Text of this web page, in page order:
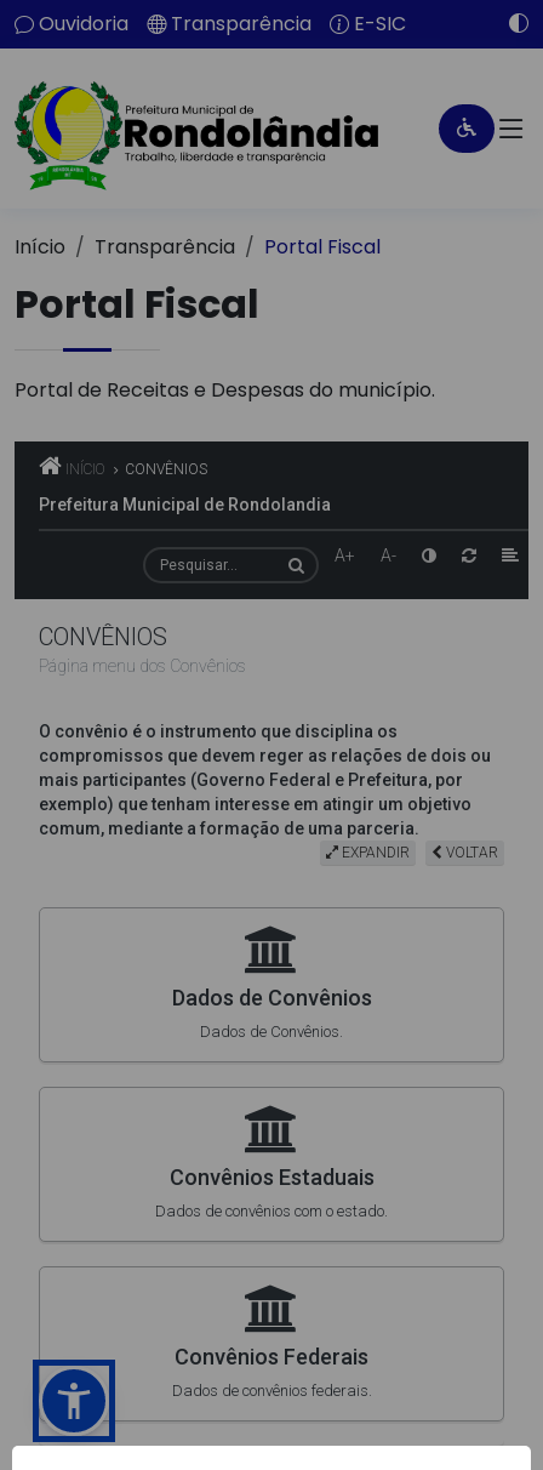
Ouvidoria Transparência E-SIC
Início Transparência Portal Fiscal
Portal Fiscal
Portal de Receitas e Despesas do município.